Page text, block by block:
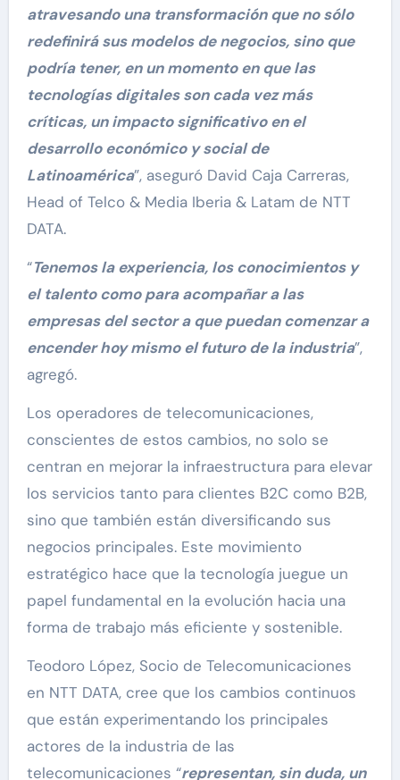
atravesando una transformación que no sólo
redefinirá sus modelos de negocios, sino que
podría tener, en un momento en que las
tecnologías digitales son cada vez más
críticas, un impacto significativo en el
desarrollo económico y social de
Latinoamérica”, aseguró David Caja Carreras,
Head of Telco & Media Iberia & Latam de NTT
DATA.
“Tenemos la experiencia, los conocimientos y
el talento como para acompañar a las
empresas del sector a que puedan comenzar a
encender hoy mismo el futuro de la industria”,
agregó.
Los operadores de telecomunicaciones,
conscientes de estos cambios, no solo se
centran en mejorar la infraestructura para elevar
los servicios tanto para clientes B2C como B2B,
sino que también están diversificando sus
negocios principales. Este movimiento
estratégico hace que la tecnología juegue un
papel fundamental en la evolución hacia una
forma de trabajo más eficiente y sostenible.
Teodoro López, Socio de Telecomunicaciones
en NTT DATA, cree que los cambios continuos
que están experimentando los principales
actores de la industria de las
telecomunicaciones “representan, sin duda, un